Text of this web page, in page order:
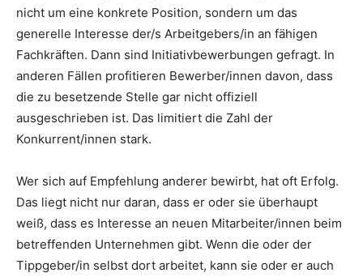
nicht um eine konkrete Position, sondern um das
generelle Interesse der/s Arbeitgebers/in an fähigen
Fachkräften. Dann sind Initiativbewerbungen gefragt. In
anderen Fällen profitieren Bewerber/innen davon, dass
die zu besetzende Stelle gar nicht offiziell
ausgeschrieben ist. Das limitiert die Zahl der
Konkurrent/innen stark.
Wer sich auf Empfehlung anderer bewirbt, hat oft Erfolg.
Das liegt nicht nur daran, dass er oder sie überhaupt
weiß, dass es Interesse an neuen Mitarbeiter/innen beim
betreffenden Unternehmen gibt. Wenn die oder der
Tippgeber/in selbst dort arbeitet, kann sie oder er auch